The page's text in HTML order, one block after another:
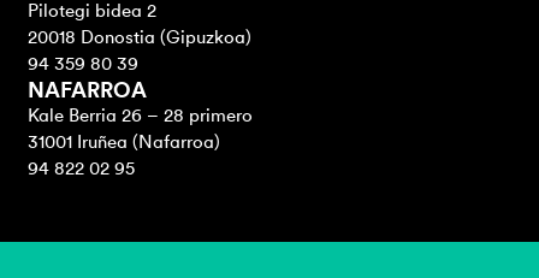
Pilotegi bidea 2
20018 Donostia (Gipuzkoa)
94 359 80 39
NAFARROA
Kale Berria 26 – 28 primero
31001 Iruñea (Nafarroa)
94 822 02 95